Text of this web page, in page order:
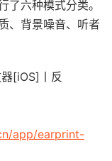
了六种模式分类。
、背景噪音、听者
app/earprint-